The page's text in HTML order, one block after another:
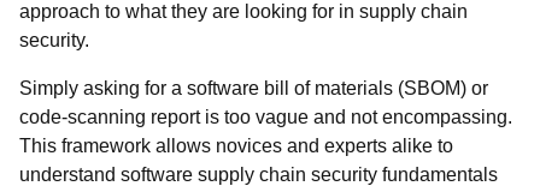
approach to what they are looking for in supply chain
security.
Simply asking for a software bill of materials (SBOM) or
code-scanning report is too vague and not encompassing.
This framework allows novices and experts alike to
understand software supply chain security fundamentals